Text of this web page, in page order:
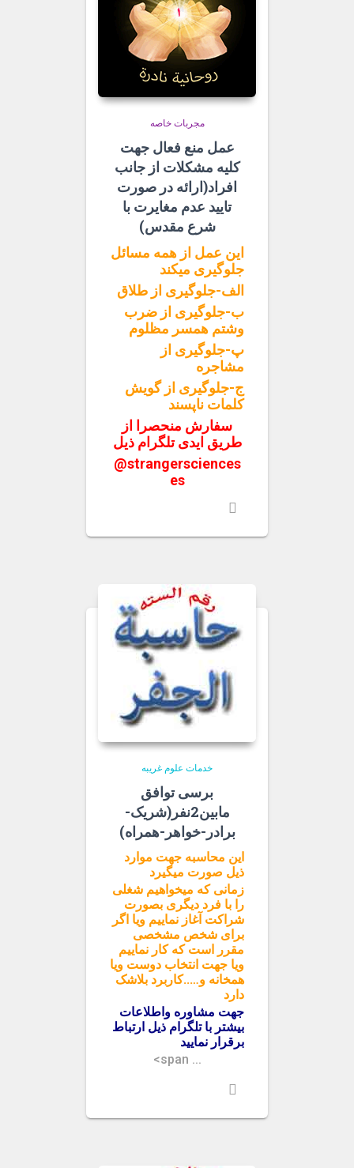
مجربات خاصه
عمل منع فعال جهت
کلیه مشکلات از جانب
افراد(ارائه در صورت
تایید عدم مغایرت با
شرع مقدس)
این عمل از همه مسائل
جلوگیری میکند
الف-جلوگیری از طلاق
ب-جلوگیری از ضرب
وشتم همسر مظلوم
پ-جلوگیری از
مشاجره
ج-جلوگیری از گویش
کلمات ناپسند
سفارش منحصرا از
طریق ایدی تلگرام ذیل
@strangersciences
es
خدمات علوم غریبه
برسی توافق
مابین2نفر(شریک-
برادر-خواهر-همراه)
این محاسبه جهت موارد
ذیل صورت میگیرد
زمانی که میخواهیم شغلی
را با فرد دیگری بصورت
شراکت آغاز نماییم ویا اگر
برای شخص مشخصی
مقرر است که کار نماییم
ویا جهت انتخاب دوست ویا
همخانه و…..کاربرد بلاشک
دارد
جهت مشاوره واطلاعات
بیشتر با تلگرام ذیل ارتباط
برقرار نمایید
<span ...